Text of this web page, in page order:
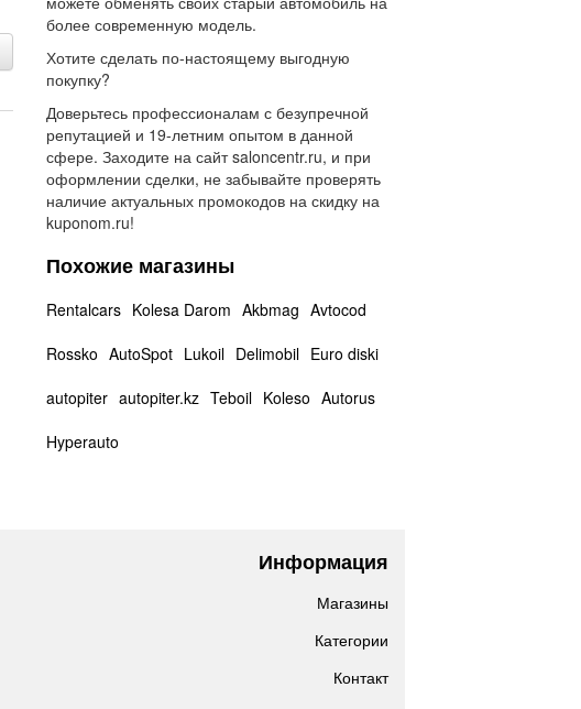
более современную модель.
Хотите сделать по-настоящему выгодную
покупку?
Доверьтесь профессионалам с безупречной
репутацией и 19-летним опытом в данной
сфере. Заходите на сайт saloncentr.ru, и при
оформлении сделки, не забывайте проверять
наличие актуальных промокодов на скидку на
kuponom.ru!
Похожие магазины
Rentalcars Kolesa Darom Akbmag Avtocod
Rossko AutoSpot Lukoil Delimobil Euro diski
autopiter autopiter.kz Teboil Koleso Autorus
Hyperauto
Информация
Магазины
Категории
Контакт